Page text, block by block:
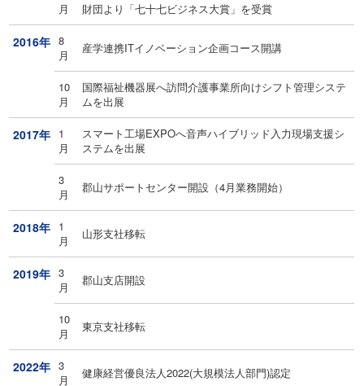
月
財団より「七十七ビジネス大賞」を受賞
2016年 8
月
産学連携ITイノベーション企画コース開講
10
月
国際福祉機器展へ訪問介護事業所向けシフト管理システ
ムを出展
2017年 1
月
スマート工場EXPOへ音声ハイブリッド入力現場支援シ
ステムを出展
3
月
郡山サポートセンター開設（4月業務開始）
2018年 1
月
山形支社移転
2019年 3
月
郡山支店開設
10
月
東京支社移転
2022年 3
月
健康経営優良法人2022(大規模法人部門)認定